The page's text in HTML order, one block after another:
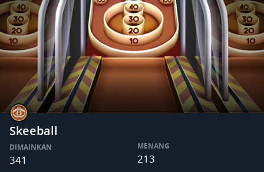
Skeeball
DIMAINKAN
341
MENANG
213